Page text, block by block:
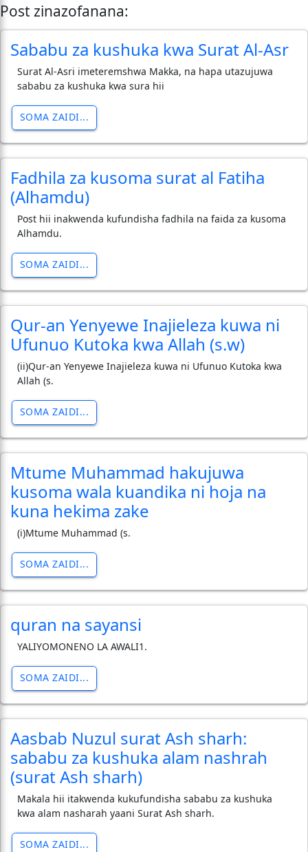
Post zinazofanana:
Sababu za kushuka kwa Surat Al-Asr
Surat Al-Asri imeteremshwa Makka, na hapa utazujuwa
sababu za kushuka kwa sura hii
SOMA ZAIDI...
Fadhila za kusoma surat al Fatiha
(Alhamdu)
Post hii inakwenda kufundisha fadhila na faida za kusoma
Alhamdu.
SOMA ZAIDI...
Qur-an Yenyewe Inajieleza kuwa ni
Ufunuo Kutoka kwa Allah (s.w)
(ii)Qur-an Yenyewe Inajieleza kuwa ni Ufunuo Kutoka kwa
Allah (s.
SOMA ZAIDI...
Mtume Muhammad hakujuwa
kusoma wala kuandika ni hoja na
kuna hekima zake
(i)Mtume Muhammad (s.
SOMA ZAIDI...
quran na sayansi
YALIYOMONENO LA AWALI1.
SOMA ZAIDI...
Aasbab Nuzul surat Ash sharh:
sababu za kushuka alam nashrah
(surat Ash sharh)
Makala hii itakwenda kukufundisha sababu za kushuka
kwa alam nasharah yaani Surat Ash sharh.
SOMA ZAIDI...